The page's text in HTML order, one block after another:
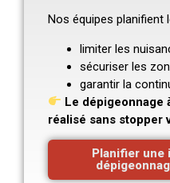
Nos équipes planifient
limiter les
sécuriser les
garantir la
Le dépigeonnage
réalisé sans stopper
Planifier une